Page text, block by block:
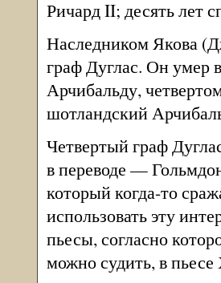
Ричард II; десять лет
Наследником Якова
граф Дуглас. Он умер
Арчибальду,
шотландский
Четвертый граф
в переводе —
который когда-то
использовать эту
пьесы, согласно
можно судить, в